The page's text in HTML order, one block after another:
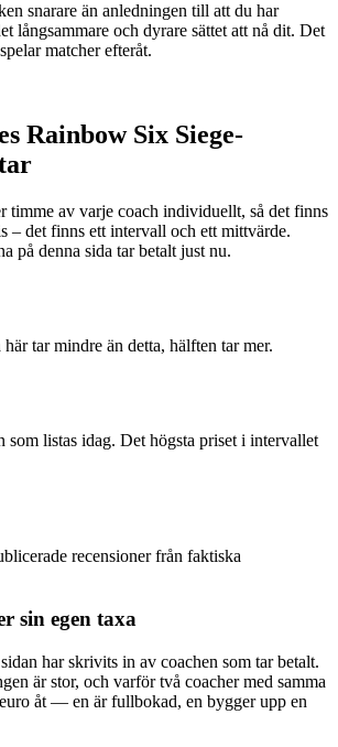
snarare än anledningen till att du har
långsammare och dyrare sättet att nå dit. Det
matcher efteråt.
Rainbow Six Siege-
timme av varje coach individuellt, så det finns
– det finns ett intervall och ett mittvärde.
på denna sida tar betalt just nu.
tar mindre än detta, hälften tar mer.
som listas idag. Det högsta priset i intervallet
recensioner från faktiska
sin egen taxa
har skrivits in av coachen som tar betalt.
är stor, och varför två coacher med samma
åt — en är fullbokad, en bygger upp en